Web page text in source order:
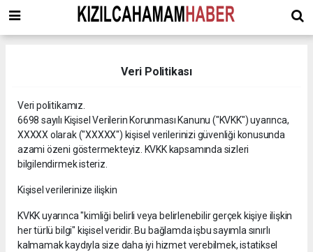
Veri Politikası
Veri politikamız.
6698 sayılı Kişisel Verilerin Korunması Kanunu ("KVKK") uyarınca,
XXXXX olarak ("XXXXX") kişisel verilerinizi güvenliği konusunda
azami özeni göstermekteyiz. KVKK kapsamında sizleri
bilgilendirmek isteriz.
Kişisel verilerinize ilişkin
KVKK uyarınca "kimliği belirli veya belirlenebilir gerçek kişiye ilişkin
her türlü bilgi" kişisel veridir. Bu bağlamda işbu sayımla sınırlı
kalmamak kaydıyla size daha iyi hizmet verebilmek, istatiksel